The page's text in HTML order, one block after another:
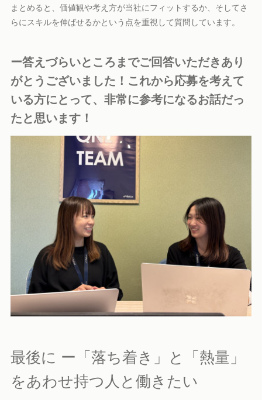
まとめると、価値観や考え方が当社にフィットするか、そしてさ
らにスキルを伸ばせるかという点を重視して質問しています。
ー答えづらいところまでご回答いただきあり
がとうございました！これから応募を考えて
いる方にとって、非常に参考になるお話だっ
たと思います！
最後に ー「落ち着き」と「熱量」
をあわせ持つ人と働きたい